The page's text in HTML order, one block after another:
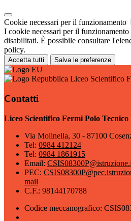
Cookie necessari per il funzionamento
I cookie necessari per il funzionamento
disabilitati. È possibile consultare
policy.
Accetta tutti Salva le preferenze
Liceo Scientifico
Contatti
Liceo Scientifico Fermi Polo
Via Molinella, 30 - 87100
Tel: 0984 412124
Tel: 0984 1861915
Email:
PEC:
mail
C.F.: 98144170788
Codice meccanografico: